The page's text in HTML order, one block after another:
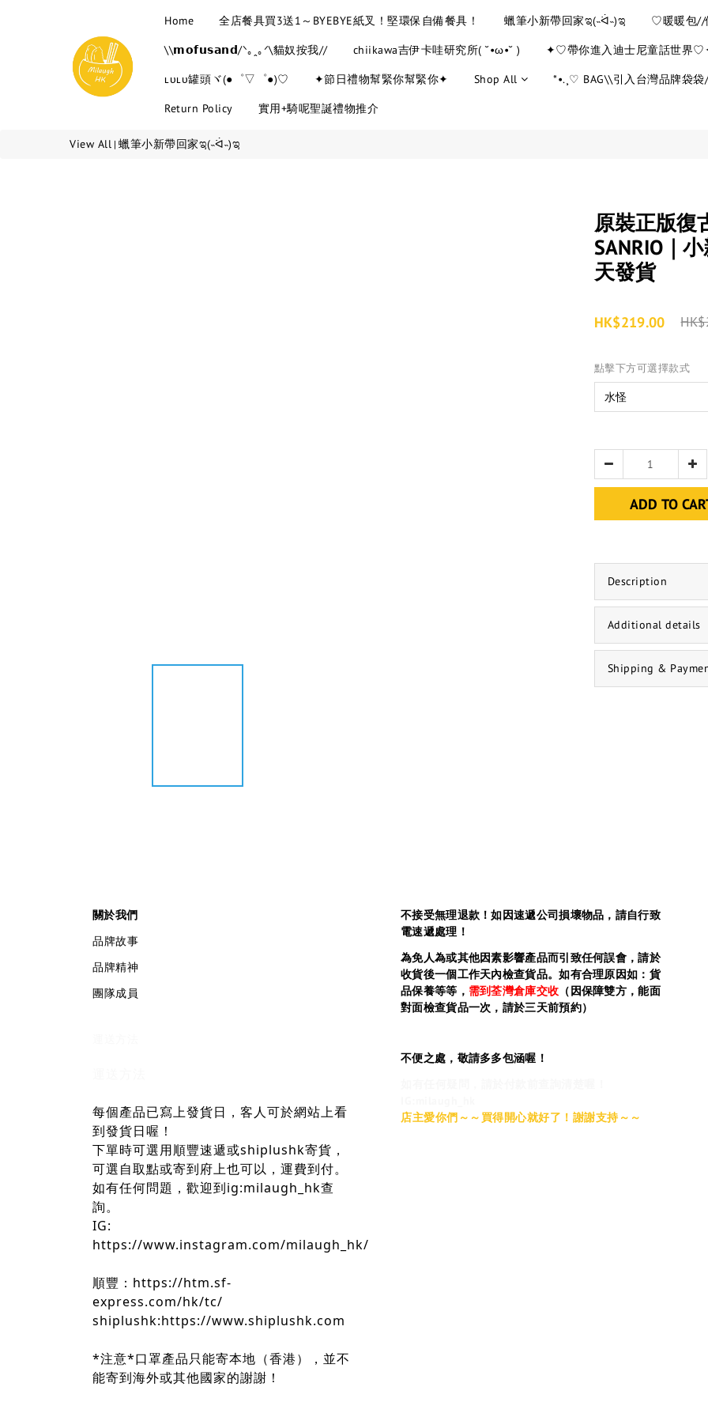
Home 全店餐具買3送1～BYEBYE紙叉！堅環保自備餐具！ 蠟筆小新帶回家ಇ(˵ᐛ˵)ಇ ♡暖暖包//
\\𝗺𝗼𝗳𝘂𝘀𝗮𝗻𝗱/ᐠ｡ꞈ｡ᐟ\貓奴按我// chiikawa吉伊卡哇研究所( ˘•ω•˘ ) ✦♡帶你進入迪士尼童話世界
ʟᴜʟᴜ罐頭ヾ(●゜▽゜●)♡ ✦節日禮物幫緊你幫緊你✦ Shop All *•.¸♡ BAG\\引入台灣品牌袋
Return Policy 實用+騎呢聖誕禮物推介
View All | 蠟筆小新帶回家ಇ(˵ᐛ˵)ಇ
原裝正版復
SANRIO｜
天發貨
HK$219.00
點擊下方可選擇款式
ADD TO
Description
Additional details
Shipping &
關於我們
品牌故事
品牌精神
團隊成員
每個產品已寫上發貨日，客人可於網站上看
到發貨日喔！
下單時可選用順豐速遞或shiplushk寄貨，
可選自取點或寄到府上也可以，運費到付。
如有任何問題，歡迎到ig:milaugh_hk查
詢。
IG:
https://www.instagram.com/milaugh_hk/
順豐：https://htm.sf-
express.com/hk/tc/
shiplushk:https://www.shiplushk.com
*注意*口罩產品只能寄本地（香港），並不
能寄到海外或其他國家的謝謝！
不接受無理退款！如因速遞公司損壞物品，請自行致
電速遞處理！
為免人為或其他因素影響產品而引致任何誤會，請於
收貨後一個工作天內檢查貨品。如有合理原因如：貨
品保養等等， 需到荃灣倉庫交收 （因保障雙方，能面
對面檢查貨品一次，請於三天前預約）
不便之處，敬請多多包涵喔！
店主愛你們～～買得開心就好了！謝謝支持～～